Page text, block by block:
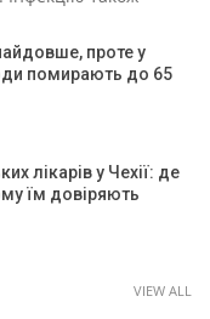
проте у
помирають до 65
лікарів у Чехії: де
їм довіряють
VIEW ALL